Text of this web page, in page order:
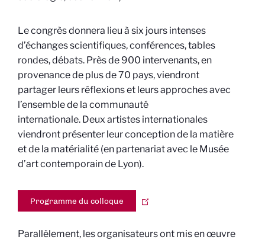
Le congrès donnera lieu à six jours intenses
d’échanges scientifiques, conférences, tables
rondes, débats. Près de 900 intervenants, en
provenance de plus de 70 pays, viendront
partager leurs réflexions et leurs approches avec
l’ensemble de la communauté
internationale. Deux artistes internationales
viendront présenter leur conception de la matière
et de la matérialité (en partenariat avec le Musée
d’art contemporain de Lyon).
Programme du colloque
Parallèlement, les organisateurs ont mis en œuvre